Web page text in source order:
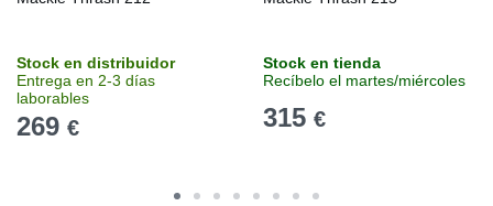
Stock en distribuidor
Entrega en 2-3 días
laborables
269 €
Stock en tienda
Recíbelo el martes/miércoles
315 €